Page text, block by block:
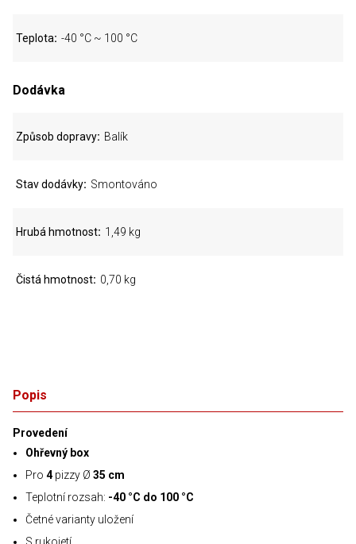
Popis
Provedení
Ohřevný box
Pro 4pizzy Ø 35 cm
Teplotní rozsah: -40 °C do 100 °C
Četné varianty uložení
Teplota -40 °C ~ 100 °C
Dodávka
Způsob dopravy Balík
Stav dodávky Smontováno
Hrubá hmotnost 1,49 kg
Čistá hmotnost 0,70 kg